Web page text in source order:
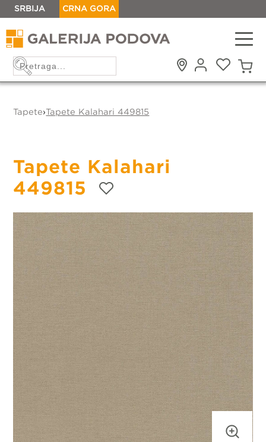
SRBIJA CRNA GORA
Tapete›Tapete Kalahari 449815
Tapete Kalahari
449815